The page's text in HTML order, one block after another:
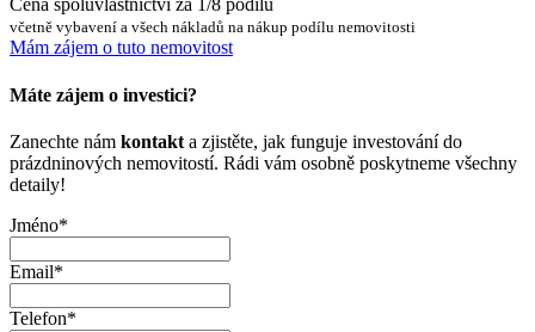
Cena spoluvlastnictví za 1/8 podílu
včetně vybavení a všech nákladů na nákup podílu nemovitosti
Mám zájem o tuto nemovitost
Máte zájem o investici?
Zanechte nám kontakt a zjistěte, jak funguje investování do
prázdninových nemovitostí. Rádi vám osobně poskytneme všechny
detaily!
Jméno
Email
Telefon